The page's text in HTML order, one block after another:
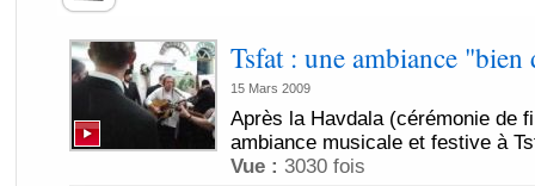
Tsfat : une ambiance "bien
15 Mars 2009
Après la Havdala (cérémonie de
ambiance musicale et festive à
Vue : 3030 fois